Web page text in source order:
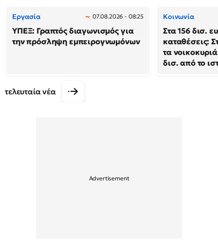
Εργασία 07.08.2026 - 08:25
ΥΠΕΞ: Γραπτός διαγωνισμός για
την πρόσληψη εμπειρογνωμόνων
Κοινωνία
Στα 156 δισ.
καταθέσεις:
τα
δισ. από το
τελευταία νέα